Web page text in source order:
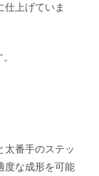
仕上げていま
太番手のステッ
度な成形を可能